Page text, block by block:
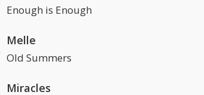
Enough is Enough
Melle
Old Summers
Miracles